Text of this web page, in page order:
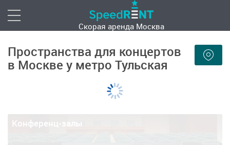
Скорая аренда Москва
Пространства для концертов
в Москве у метро Тульская
Конференц-залы